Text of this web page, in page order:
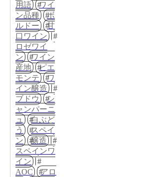
用語
ワイ
ン品種
ボ
ルドー
甘
口ワイン
ロゼワイ
ン
ワイン
産地
ピエ
モンテ
ワ
イン醸造
ブドウ
シ
ャンパーニ
ュ
白ぶど
う
スペイ
ン
醸造
スペインワ
イン
AOC
アロ